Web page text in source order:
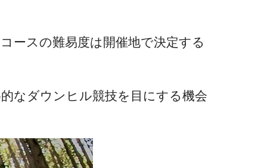
ースの難易度は開催地で決定する
なダウンヒル競技を目にする機会